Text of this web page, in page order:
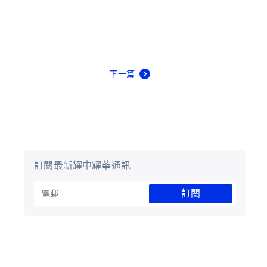
下一篇
訂閱最新耀中耀華通訊
訂閱